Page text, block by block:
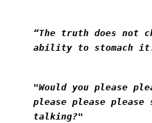
“The truth does not
ability to stomach
"Would you please
please please please
talking?"